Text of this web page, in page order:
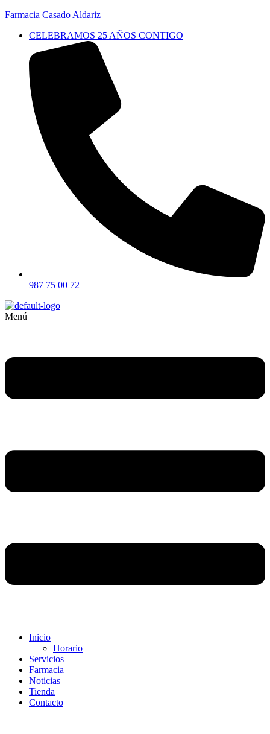
Farmacia Casado Aldariz
CELEBRAMOS 25 AÑOS CONTIGO
987 75 00 72
Menú
Inicio
Horario
Servicios
Farmacia
Noticias
Tienda
Contacto